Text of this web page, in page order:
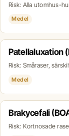
Risk: Alla utomhus-
Medel
Patellaluxation
Risk: Småraser,
Medel
Brakycefali
Risk: Kortnosade